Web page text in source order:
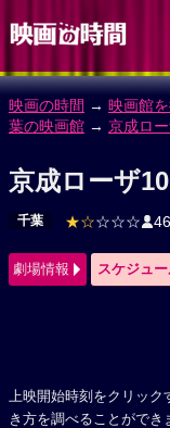
映画の時間 → 映画館
葉の映画館 → 京成ロ
京成ローザ
千葉 ★☆☆☆☆
劇場情報 スケジュ
上映開始時刻をクリック
き方を調べることがで